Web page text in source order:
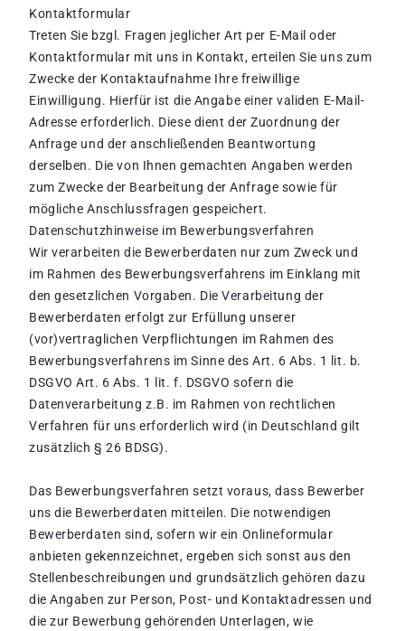
Kontaktformular
Treten Sie bzgl. Fragen jeglicher Art per E-Mail oder
Kontaktformular mit uns in Kontakt, erteilen Sie uns zum
Zwecke der Kontaktaufnahme Ihre freiwillige
Einwilligung. Hierfür ist die Angabe einer validen E-Mail-
Adresse erforderlich. Diese dient der Zuordnung der
Anfrage und der anschließenden Beantwortung
derselben. Die von Ihnen gemachten Angaben werden
zum Zwecke der Bearbeitung der Anfrage sowie für
mögliche Anschlussfragen gespeichert.
Datenschutzhinweise im Bewerbungsverfahren
Wir verarbeiten die Bewerberdaten nur zum Zweck und
im Rahmen des Bewerbungsverfahrens im Einklang mit
den gesetzlichen Vorgaben. Die Verarbeitung der
Bewerberdaten erfolgt zur Erfüllung unserer
(vor)vertraglichen Verpflichtungen im Rahmen des
Bewerbungsverfahrens im Sinne des Art. 6 Abs. 1 lit. b.
DSGVO Art. 6 Abs. 1 lit. f. DSGVO sofern die
Datenverarbeitung z.B. im Rahmen von rechtlichen
Verfahren für uns erforderlich wird (in Deutschland gilt
zusätzlich § 26 BDSG).
Das Bewerbungsverfahren setzt voraus, dass Bewerber
uns die Bewerberdaten mitteilen. Die notwendigen
Bewerberdaten sind, sofern wir ein Onlineformular
anbieten gekennzeichnet, ergeben sich sonst aus den
Stellenbeschreibungen und grundsätzlich gehören dazu
die Angaben zur Person, Post- und Kontaktadressen und
die zur Bewerbung gehörenden Unterlagen, wie